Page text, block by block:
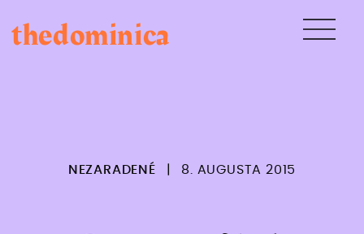
to
content
thedominica
NEZARADENÉ 8. AUGUSTA 2015